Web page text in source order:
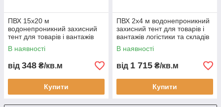
ПВХ 15х20 м
водонепроникний захисний
тент для товарів і вантажів
логістики та складів сіна
зерна і матеріалів
В наявності
від 348 ₴/кв.м
Купити
ПВХ 2х4 м водонепроникний
захисний тент для товарів і
вантажів логістики та складів
сіна зерна і матеріалів
укривний тент
В наявності
від 1 715 ₴/кв.м
Купити